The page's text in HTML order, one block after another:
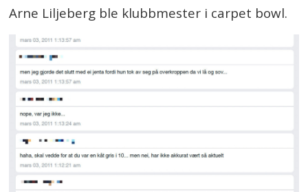
Arne Liljeberg ble klubbmester i carpet bowl.